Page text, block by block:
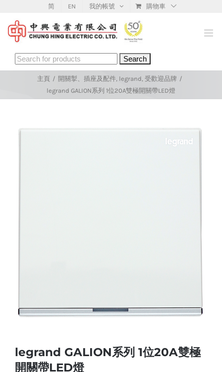
content
简 EN 我的帳號 購物車
Search
for:
主頁 / 開關掣、插座及配件, legrand, 受歡迎品牌 /
legrand GALION系列 1位20A雙極開關帶LED燈
legrand GALION系列 1位20A雙極
開關帶LED燈